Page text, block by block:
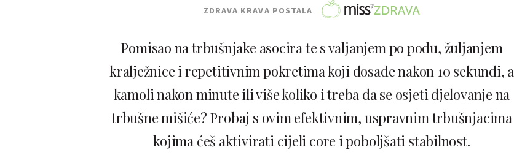
ZDRAVA KRAVA POSTALA
Pomisao na trbušnjake asocira te s valjanjem po podu, žuljanjem
kralježnice i repetitivnim pokretima koji dosade nakon 10 sekundi, a
kamoli nakon minute ili više koliko i treba da se osjeti djelovanje na
trbušne mišiće? Probaj s ovim efektivnim, uspravnim trbušnjacima
kojima ćeš aktivirati cijeli core i poboljšati stabilnost.